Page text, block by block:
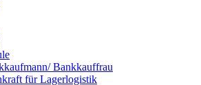
Bankkauffrau
für Lagerlogistik